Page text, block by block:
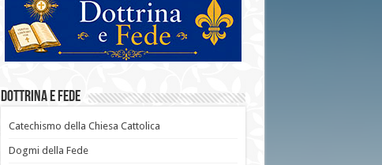
Dottrina e Fede
Catechismo della Chiesa Cattolica
Dogmi della Fede